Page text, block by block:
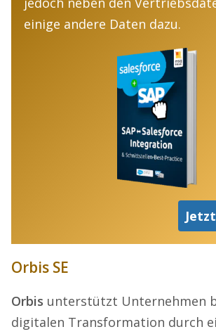
einige andere Daten dazu.
Orbis SE
Orbis unterstützt Unternehmen
digitalen Transformation durch